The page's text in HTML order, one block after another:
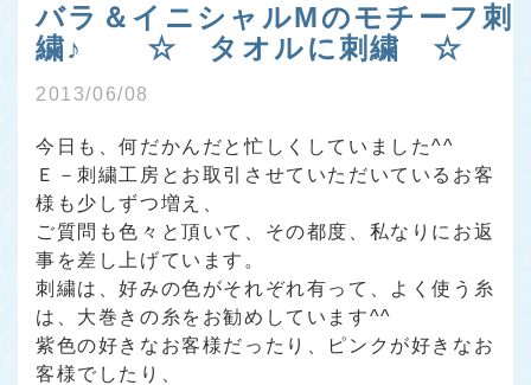
バラ＆イニシャルMのモチーフ刺
繍♪ ☆ タオルに刺繍 ☆
2013/06/08
今日も、何だかんだと忙しくしていました^^
Ｅ－刺繍工房 とお取引させていただいているお客
様も少しずつ増え、
ご質問も色々と頂いて、その都度、私なりにお返
事を差し上げています。
刺繍は、好みの色がそれぞれ有って、よく使う糸
は、大巻きの糸をお勧めしています^^
紫色の好きなお客様だったり、ピンクが好きなお
客様でしたり、